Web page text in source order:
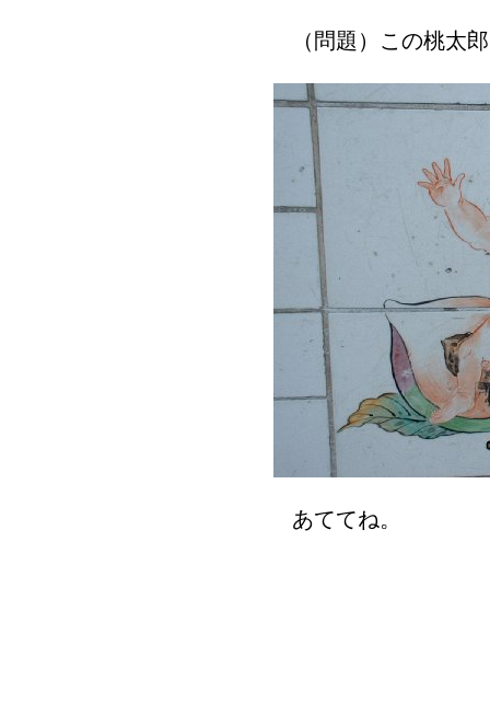
（問題）この桃太
あててね。